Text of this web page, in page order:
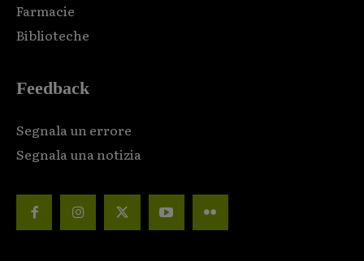
Farmacie
Biblioteche
Feedback
Segnala un errore
Segnala una notizia